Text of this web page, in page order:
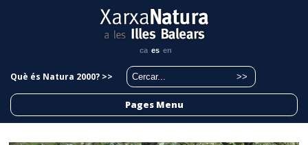
ca es en
Què és Natura 2000? >>
Pages Menu